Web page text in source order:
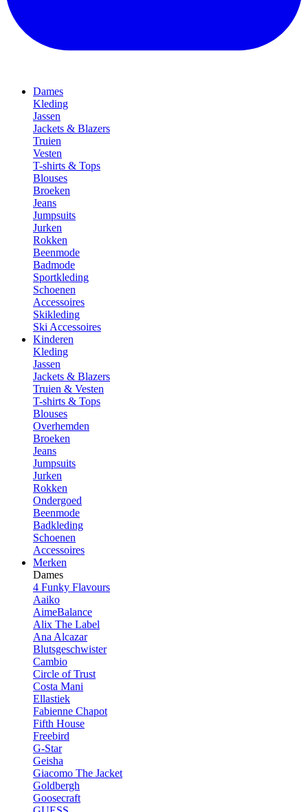
Dames
Kleding
Jassen
Jackets & Blazers
Truien
Vesten
T-shirts & Tops
Blouses
Broeken
Jeans
Jumpsuits
Jurken
Rokken
Beenmode
Badmode
Sportkleding
Schoenen
Accessoires
Skikleding
Ski Accessoires
Kinderen
Kleding
Jassen
Jackets & Blazers
Truien & Vesten
T-shirts & Tops
Blouses
Overhemden
Broeken
Jeans
Jumpsuits
Jurken
Rokken
Ondergoed
Beenmode
Badkleding
Schoenen
Accessoires
Merken
Dames
4 Funky Flavours
Aaiko
AimeBalance
Alix The Label
Ana Alcazar
Blutsgeschwister
Cambio
Circle of Trust
Costa Mani
Ellastiek
Fabienne Chapot
Fifth House
Freebird
G-Star
Geisha
Giacomo The Jacket
Goldbergh
Goosecraft